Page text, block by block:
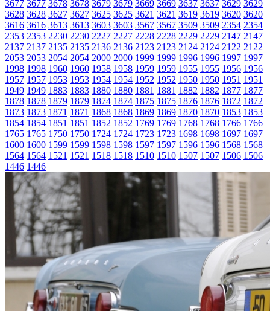
3677 3677 3678 3678 3679 3679 3669 3669 3637 3637 3629 3629
3628 3628 3627 3627 3625 3625 3621 3621 3619 3619 3620 3620
3616 3616 3613 3613 3603 3603 3567 3567 3509 3509 2354 2354
2353 2353 2230 2230 2227 2227 2228 2228 2229 2229 2147 2147
2137 2137 2135 2135 2136 2136 2123 2123 2124 2124 2122 2122
2053 2053 2054 2054 2000 2000 1999 1999 1996 1996 1997 1997
1998 1998 1960 1960 1958 1958 1959 1959 1955 1955 1956 1956
1957 1957 1953 1953 1954 1954 1952 1952 1950 1950 1951 1951
1949 1949 1883 1883 1880 1880 1881 1881 1882 1882 1877 1877
1878 1878 1879 1879 1874 1874 1875 1875 1876 1876 1872 1872
1873 1873 1871 1871 1868 1868 1869 1869 1870 1870 1853 1853
1854 1854 1851 1851 1852 1852 1769 1769 1768 1768 1766 1766
1765 1765 1750 1750 1724 1724 1723 1723 1698 1698 1697 1697
1600 1600 1599 1599 1598 1598 1597 1597 1596 1596 1568 1568
1564 1564 1521 1521 1518 1518 1510 1510 1507 1507 1506 1506
1446 1446